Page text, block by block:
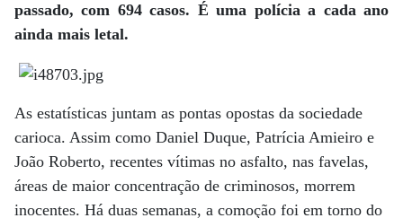
passado, com 694 casos. É uma polícia a cada ano
ainda mais letal.
As estatísticas juntam as pontas opostas da sociedade
carioca. Assim como Daniel Duque, Patrícia Amieiro e
João Roberto, recentes vítimas no asfalto, nas favelas,
áreas de maior concentração de criminosos, morrem
inocentes. Há duas semanas, a comoção foi em torno do